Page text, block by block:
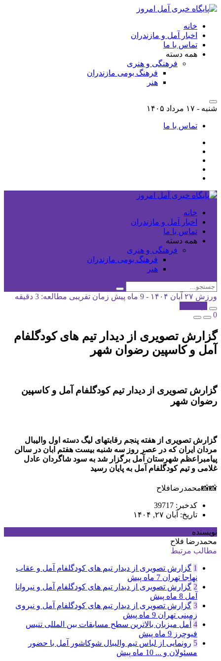
خانه
اخبار آمل و مازندران
تماس با ما
همه دسته
فرهنگی و هنری
فرهنگ بومی مازندران
هنر
شنبه - ۱۷ مرداد ۱۴۰۵
تماس با ما
خانه
اخبار آمل و مازندران
تماس با ما
همه دسته
فرهنگی و هنری
فرهنگ بومی مازندران
هنر
ورزش ۲۷ آبان ۱۴۰۴ - 9 ماه پیش
زمان تقریبی مطالعه: 3 دقیقه
0
گزارش تصویری از دیدار تیم های کودگلفام
آمل و کاسپین رضوان شهر
گزارش تصویری از دیدار تیم کودگلفام آمل و کاسپین
رضوان شهر
گزارش تصویری از هفته پنجم رقابتهای لیگ دسته اول والیبال
مردان ایران که در عصر روز سه شنبه بیست هفتم ابان در سالن
پیامبراعظم شهرستان آمل برگزار شد به سود شاگردان عادل
غلامی و تیم کودگلفام آمل به پایان رسید
📸📸محمدرضافلاح
کدخبر: 39717
تاریخ: آبان ۲۷, ۱۴۰۴
نویسنده
محمدرضا فلاح
مطالب مرتبط
1 گزارش تصویری از دیدار تیم های کودگلفام آمل و عقاب
نهاجا تهران 7 ماه پیش
2 گزارش تصویری از دیدار تیم های کودگلفام آمل و نیروانا
آمل 8 ماه پیش
3 گزارش تصویری از دیدار تیم های کودگلفام آمل و نیروی
زمینی تهران 9 ماه پیش
4 آمل میزبان بالاترین سطح مسابقات بین المللی تنیس
فیوچرز 9 ماه پیش
5 رونمایی از لباس تیم والیبال شوکاشور آمل با حضور
مسئولان و ... 10 ماه پیش